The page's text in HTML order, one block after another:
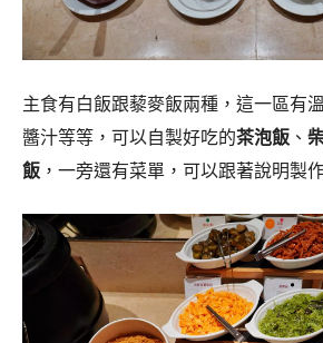
主食有白飯跟藜麥飯兩種，這一區有
醬汁等等，可以自製好吃的茶泡飯 、
飯 ，一旁還有菜單，可以跟著說明製